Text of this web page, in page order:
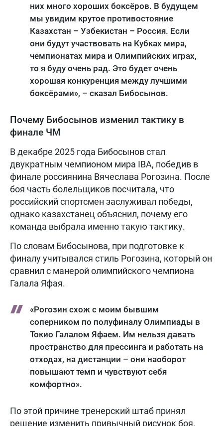
них много хороших боксёров. В будущем
мы увидим крутое противостояние
Казахстан – Узбекистан – Россия. Если
они будут участвовать на Кубках мира,
чемпионатах мира и Олимпийских играх,
то я буду очень рад. Это будет очень
хорошая конкуренция между лучшими
боксёрами», – сказал Бибосынов.
Почему Бибосынов изменил тактику в
финале ЧМ
В декабре 2025 года Бибосынов стал
двукратным чемпионом мира IBA, победив в
финале россиянина Вячеслава Рогозина. После
боя часть болельщиков посчитала, что
российский спортсмен заслуживал победы,
однако казахстанец объяснил, почему его
команда выбрала именно такую тактику.
По словам Бибосынова, при подготовке к
финалу учитывался стиль Рогозина, который он
сравнил с манерой олимпийского чемпиона
Галала Яфая.
«Рогозин схож с моим бывшим
соперником по полуфиналу Олимпиады в
Токио Галалом Яфаем. Им нельзя давать
пространство для прессинга и работать на
отходах, на дистанции – они наоборот
повышают темп и чувствуют себя
комфортно».
По этой причине тренерский штаб принял
решение изменить привычный рисунок боя.